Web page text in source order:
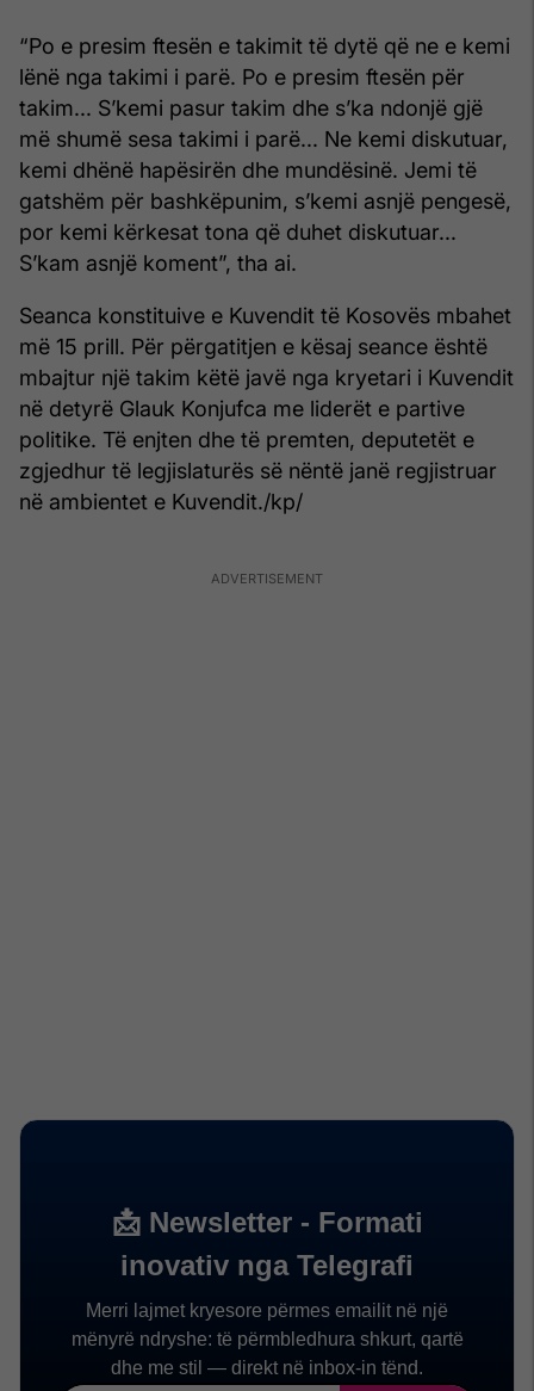
“Po e presim ftesën e takimit të dytë që ne e kemi
lënë nga takimi i parë. Po e presim ftesën për
takim... S’kemi pasur takim dhe s’ka ndonjë gjë
më shumë sesa takimi i parë... Ne kemi diskutuar,
kemi dhënë hapësirën dhe mundësinë. Jemi të
gatshëm për bashkëpunim, s’kemi asnjë pengesë,
por kemi kërkesat tona që duhet diskutuar...
S’kam asnjë koment”, tha ai.
Seanca konstituive e Kuvendit të Kosovës mbahet
më 15 prill. Për përgatitjen e kësaj seance është
mbajtur një takim këtë javë nga kryetari i Kuvendit
në detyrë Glauk Konjufca me liderët e partive
politike. Të enjten dhe të premten, deputetët e
zgjedhur të legjislaturës së nëntë janë regjistruar
në ambientet e Kuvendit./kp/